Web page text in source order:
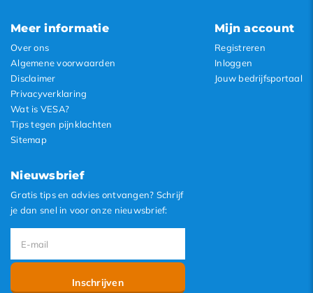
Meer informatie
Over ons
Algemene voorwaarden
Disclaimer
Privacyverklaring
Wat is VESA?
Tips tegen pijnklachten
Sitemap
Mijn account
Registreren
Inloggen
Jouw bedrijfsportaal
Nieuwsbrief
Gratis tips en advies ontvangen? Schrijf
je dan snel in voor onze nieuwsbrief:
Inschrijven